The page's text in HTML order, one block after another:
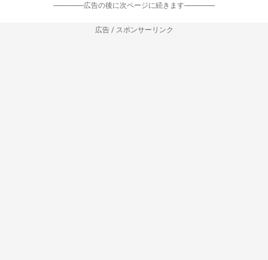
-----------------広告の後に次ページに続きます-----------------
広告 / スポンサーリンク